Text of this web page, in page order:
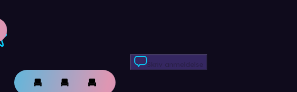
Skriv anmeldelse